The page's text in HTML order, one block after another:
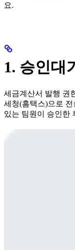
요.
1. 승인대
세금계산서 발행 권
세청(홈택스)으로 전
있는 팀원이 승인한